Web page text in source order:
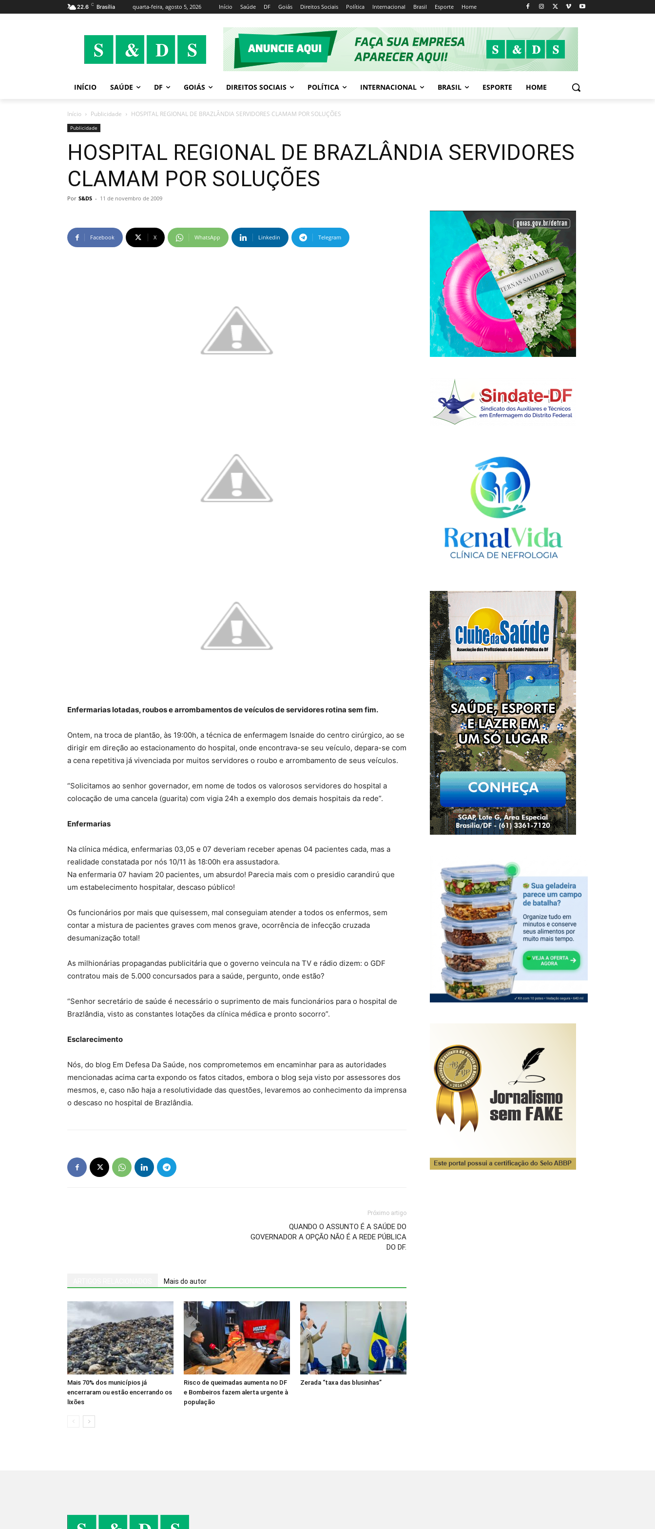
22.6 C Brasília quarta-feira, agosto 5, 2026 Início Saúde DF Goiás Direitos Sociais Política Internacional Brasil Esporte Home
INÍCIO SAÚDE DF GOIÁS DIREITOS SOCIAIS POLÍTICA INTERNACIONAL BRASIL ESPORTE HOME
Início Publicidade HOSPITAL REGIONAL DE BRAZLÂNDIA SERVIDORES CLAMAM POR SOLUÇÕES
Publicidade
HOSPITAL REGIONAL DE BRAZLÂNDIA SERVIDORES
CLAMAM POR SOLUÇÕES
Por S&DS - 11 de novembro de 2009
Facebook X WhatsApp Linkedin Telegram
Enfermarias lotadas, roubos e arrombamentos de veículos de servidores rotina sem fim.
Ontem, na troca de plantão, às 19:00h, a técnica de enfermagem Isnaide do centro cirúrgico, ao se
dirigir em direção ao estacionamento do hospital, onde encontrava-se seu veículo, depara-se com
a cena repetitiva já vivenciada por muitos servidores o roubo e arrombamento de seus veículos.
“Solicitamos ao senhor governador, em nome de todos os valorosos servidores do hospital a
colocação de uma cancela (guarita) com vigia 24h a exemplo dos demais hospitais da rede”.
Enfermarias
Na clínica médica, enfermarias 03,05 e 07 deveriam receber apenas 04 pacientes cada, mas a
realidade constatada por nós 10/11 às 18:00h era assustadora.
Na enfermaria 07 haviam 20 pacientes, um absurdo! Parecia mais com o presidio carandirú que
um estabelecimento hospitalar, descaso público!
Os funcionários por mais que quisessem, mal conseguiam atender a todos os enfermos, sem
contar a mistura de pacientes graves com menos grave, ocorrência de infecção cruzada
desumanização total!
As milhionárias propagandas publicitária que o governo veincula na TV e rádio dizem: o GDF
contratou mais de 5.000 concursados para a saúde, pergunto, onde estão?
“Senhor secretário de saúde é necessário o suprimento de mais funcionários para o hospital de
Brazlândia, visto as constantes lotações da clínica médica e pronto socorro”.
Esclarecimento
Nós, do blog Em Defesa Da Saúde, nos comprometemos em encaminhar para as autoridades
mencionadas acima carta expondo os fatos citados, embora o blog seja visto por assessores dos
mesmos, e, caso não haja a resolutividade das questões, levaremos ao conhecimento da imprensa
o descaso no hospital de Brazlândia.
Próximo artigo
QUANDO O ASSUNTO É A SAÚDE DO
GOVERNADOR A OPÇÃO NÃO É A REDE PÚBLICA
DO DF.
Mais do autor
Mais 70% dos municípios já
encerraram ou estão encerrando os
lixões
Risco de queimadas aumenta no DF
e Bombeiros fazem alerta urgente à
população
Zerada “taxa das blusinhas”